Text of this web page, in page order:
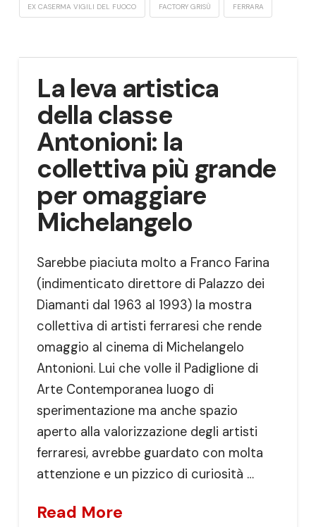
EX CASERMA VIGILI DEL FUOCO FACTORY GRISÙ FERRARA
La leva artistica
della classe
Antonioni: la
collettiva più grande
per omaggiare
Michelangelo
Sarebbe piaciuta molto a Franco Farina
(indimenticato direttore di Palazzo dei
Diamanti dal 1963 al 1993) la mostra
collettiva di artisti ferraresi che rende
omaggio al cinema di Michelangelo
Antonioni. Lui che volle il Padiglione di
Arte Contemporanea luogo di
sperimentazione ma anche spazio
aperto alla valorizzazione degli artisti
ferraresi, avrebbe guardato con molta
attenzione e un pizzico di curiosità …
Read More